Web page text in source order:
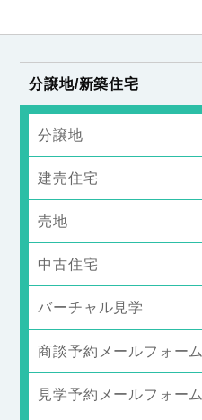
分譲地/新築住宅
分譲地
建売住宅
売地
中古住宅
バーチャル見学
商談予約メールフォーム
見学予約メールフォーム